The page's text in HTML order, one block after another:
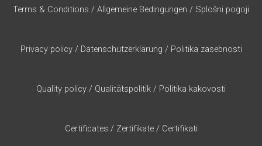
Terms & Conditions / Allgemeine Bedingungen / Splošni pogoji
Privacy policy/ Datenschutzerklärung / Politika zasebnosti
Quality policy / Qualitätspolitik / Politika kakovosti
Certificates / Zertifikate/ Certifikati